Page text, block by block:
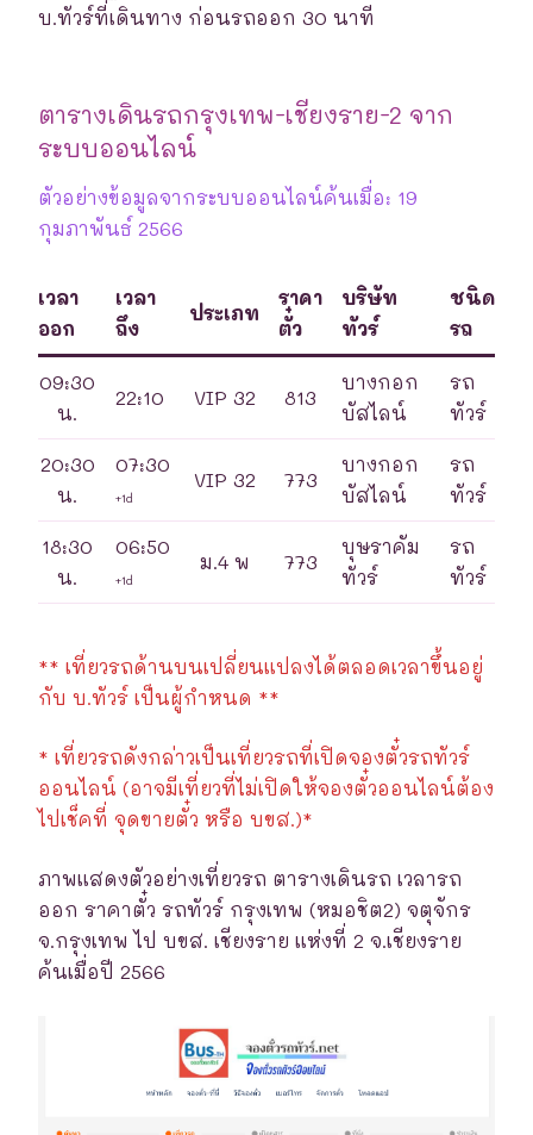
บ.ทัวร์ที่เดินทาง ก่อนรถออก 30 นาที
ตารางเดินรถกรุงเทพ-เชียงราย-2 จาก
ระบบออนไลน์
ตัวอย่างข้อมูลจากระบบออนไลน์ค้นเมื่อ: 19
กุมภาพันธ์ 2566
เวลา
ออก
เวลา
ถึง
ประเภท
ราคา
ตั๋ว
บริษัท
ทัวร์
ชนิด
รถ
09:30
น.
22:10 VIP 32 813
บางกอก
บัสไลน์
รถ
ทัวร์
20:30
น.
07:30
+1d
VIP 32 773
บางกอก
บัสไลน์
รถ
ทัวร์
18:30
น.
06:50
+1d
ม.4 พ 773
บุษราคัม
ทัวร์
รถ
ทัวร์
** เที่ยวรถด้านบนเปลี่ยนแปลงได้ตลอดเวลาขึ้นอยู่
กับ บ.ทัวร์ เป็นผู้กำหนด **
* เที่ยวรถดังกล่าวเป็นเที่ยวรถที่เปิดจองตั๋วรถทัวร์
ออนไลน์ (อาจมีเที่ยวที่ไม่เปิดให้จองตั๋วออนไลน์ต้อง
ไปเช็คที่ จุดขายตั๋ว หรือ บขส.)*
ภาพแสดงตัวอย่างเที่ยวรถ ตารางเดินรถ เวลารถ
ออก ราคาตั๋ว รถทัวร์ กรุงเทพ (หมอชิต2) จตุจักร
จ.กรุงเทพ ไป บขส. เชียงราย แห่งที่ 2 จ.เชียงราย
ค้นเมื่อปี 2566